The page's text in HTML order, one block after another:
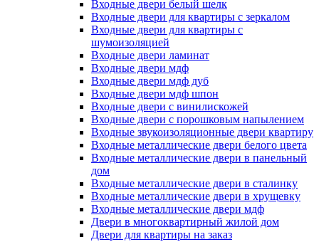
Входные двери белый шелк
Входные двери для квартиры с зеркалом
Входные двери для квартиры с
шумоизоляцией
Входные двери ламинат
Входные двери мдф
Входные двери мдф дуб
Входные двери мдф шпон
Входные двери с винилискожей
Входные двери с порошковым напылением
Входные звукоизоляционные двери квартиру
Входные металлические двери белого цвета
Входные металлические двери в панельный
дом
Входные металлические двери в сталинку
Входные металлические двери в хрущевку
Входные металлические двери мдф
Двери в многоквартирный жилой дом
Двери для квартиры на заказ